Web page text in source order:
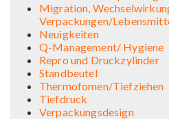
Migration,
Verpackungen/
Neuigkeiten
Q-Management/ Hygiene
Repro und Druckzylinder
Standbeutel
Thermofomen/Tiefziehen
Tiefdruck
Verpackungsdesign